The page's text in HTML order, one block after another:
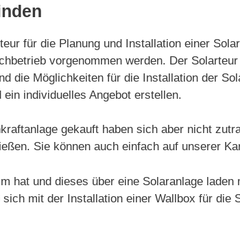
für die Planung und Installation einer
vorgenommen werden. Der
die Möglichkeiten für die Installation der
individuelles Angebot erstellen.
gekauft haben sich aber nicht
Sie können auch einfach auf unserer
hat und dieses über eine Solaranlage
mit der Installation einer Wallbox für die